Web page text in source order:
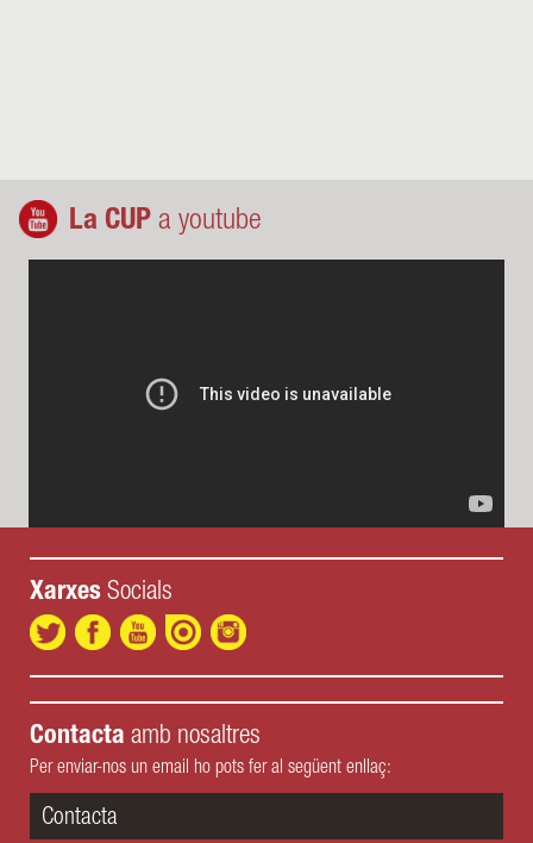
La CUP a youtube
Xarxes Socials
Contacta amb nosaltres
Per enviar-nos un email ho pots fer al següent enllaç:
Contacta